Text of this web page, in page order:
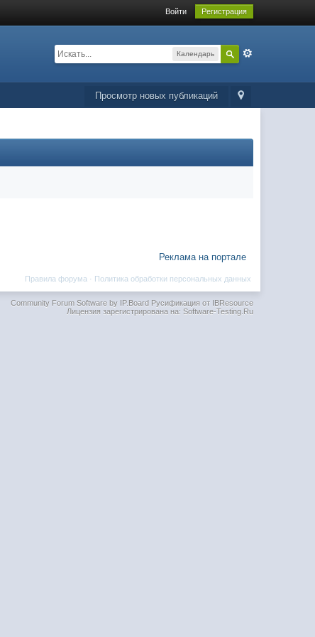
Войти Регистрация
Календарь
Просмотр новых публикаций
Реклама на портале
Политика обработки персональных данных
Правила форума ·
Community Forum Software by IP.BoardРусификация от IBResource
Лицензия зарегистрирована на: Software-Testing.Ru